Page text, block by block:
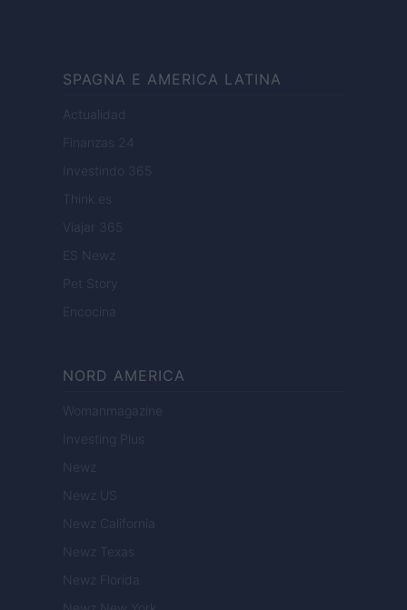
SPAGNA E AMERICA LATINA
Actualidad
Finanzas 24
Investindo 365
Think.es
Viajar 365
ES Newz
Pet Story
Encocina
NORD AMERICA
Womanmagazine
Investing Plus
Newz
Newz US
Newz California
Newz Texas
Newz Florida